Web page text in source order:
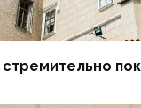
стремительно